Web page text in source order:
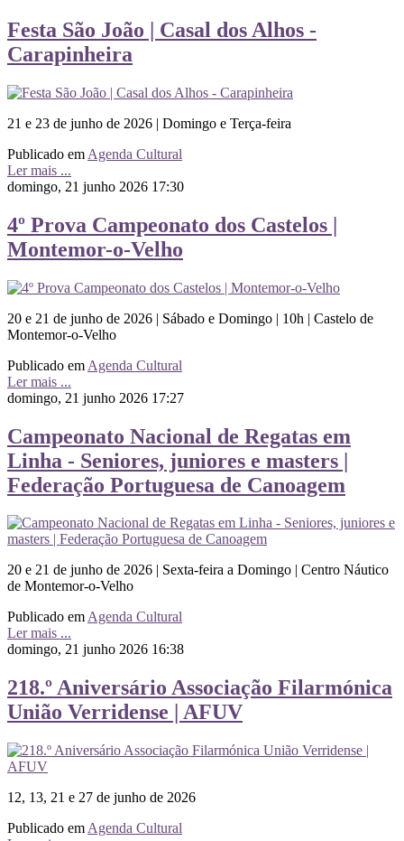
Festa São João | Casal dos Alhos -
Carapinheira
21 e 23 de junho de 2026 | Domingo e Terça-feira
Publicado em Agenda Cultural
Ler mais ...
domingo, 21 junho 2026 17:30
4º Prova Campeonato dos Castelos |
Montemor-o-Velho
20 e 21 de junho de 2026 | Sábado e Domingo | 10h | Castelo de
Montemor-o-Velho
Publicado em Agenda Cultural
Ler mais ...
domingo, 21 junho 2026 17:27
Campeonato Nacional de Regatas em
Linha - Seniores, juniores e masters |
Federação Portuguesa de Canoagem
20 e 21 de junho de 2026 | Sexta-feira a Domingo | Centro Náutico
de Montemor-o-Velho
Publicado emAgenda Cultural
Ler mais ...
domingo, 21 junho 2026 16:38
218.º Aniversário Associação Filarmónica
União Verridense | AFUV
12, 13, 21 e 27 de junho de 2026
Publicado em Agenda Cultural